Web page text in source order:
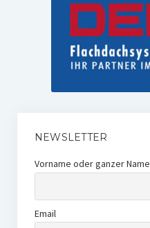
NEWSLETTER
Vorname oder ganzer Name
Email